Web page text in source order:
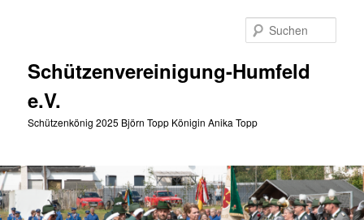
Schützenvereinigung-Humfeld
e.V.
Schützenkönig 2025 Björn Topp Königin Anika Topp